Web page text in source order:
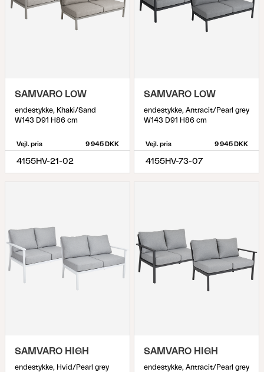
SAMVARO LOW
endestykke, Khaki/Sand
W143 D91 H86 cm
Vejl. pris 9 945 DKK
4155HV-21-02
SAMVARO LOW
endestykke, Antracit/Pearl grey
W143 D91 H86 cm
Vejl. pris 9 945 DKK
4155HV-73-07
SAMVARO HIGH
endestykke, Hvid/Pearl grey
SAMVARO HIGH
endestykke, Antracit/Pearl grey